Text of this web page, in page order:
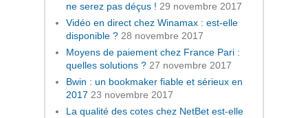
ne serez pas déçus ! 29 novembre 2017
Vidéo en direct chez Winamax : est-elle
disponible ? 28 novembre 2017
Moyens de paiement chez France Pari :
quelles solutions ? 27 novembre 2017
Bwin : un bookmaker fiable et sérieux en
2017 23 novembre 2017
La qualité des cotes chez NetBet est-elle